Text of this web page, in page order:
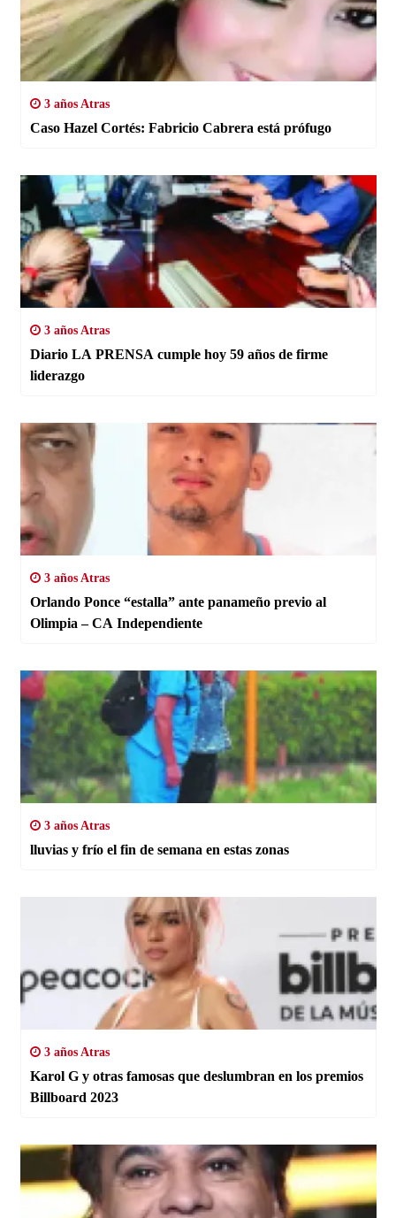
3 años Atras
Caso Hazel Cortés: Fabricio Cabrera está prófugo
3 años Atras
Diario LA PRENSA cumple hoy 59 años de firme
liderazgo
3 años Atras
Orlando Ponce “estalla” ante panameño previo al
Olimpia – CA Independiente
3 años Atras
lluvias y frío el fin de semana en estas zonas
3 años Atras
Karol G y otras famosas que deslumbran en los premios
Billboard 2023